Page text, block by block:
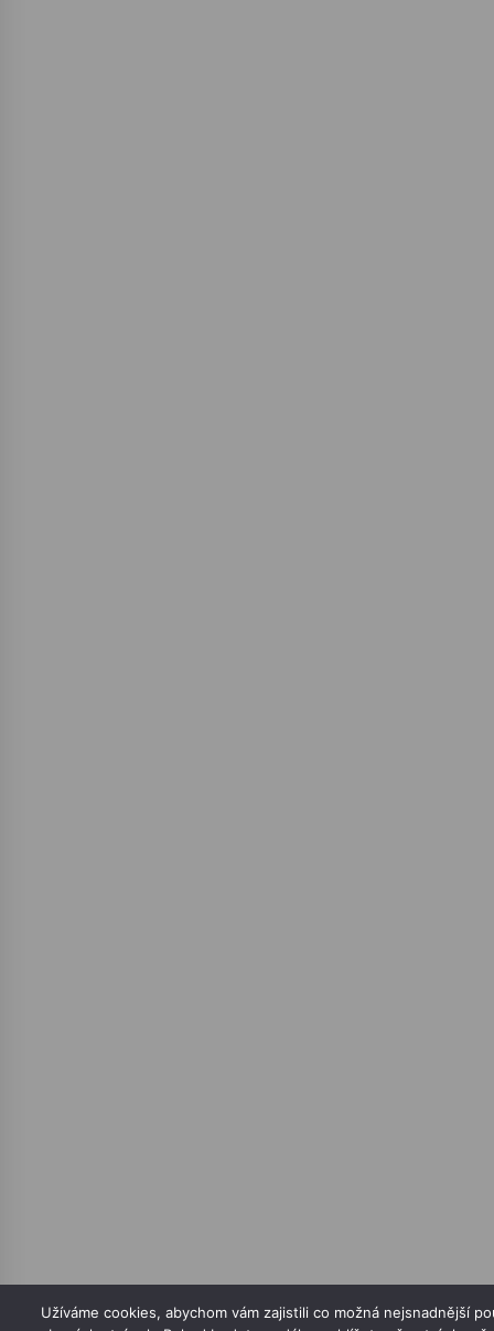
Užíváme cookies, abychom vám zajistili co možná nejsnadnější